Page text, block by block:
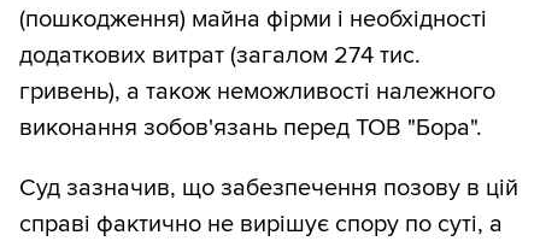
(пошкодження) майна фірми і необхідності
додаткових витрат (загалом 274 тис.
гривень), а також неможливості належного
виконання зобов'язань перед ТОВ "Бора".
Суд зазначив, що забезпечення позову в цій
справі фактично не вирішує спору по суті, а